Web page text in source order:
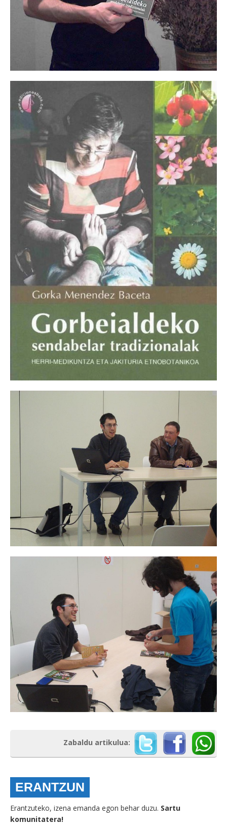
Zabaldu artikulua:
ERANTZUN
Erantzuteko, izena emanda egon behar duzu. Sartu
komunitatera!